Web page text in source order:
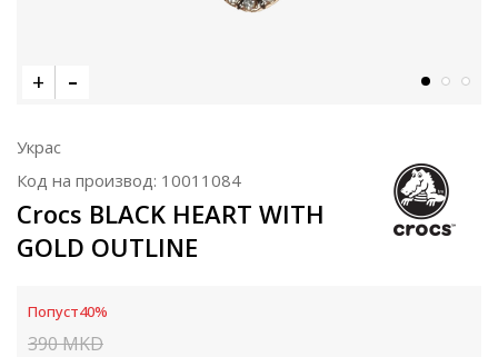
Украс
Код на производ: 10011084
Crocs BLACK HEART WITH
GOLD OUTLINE
Попуст40%
390MKD